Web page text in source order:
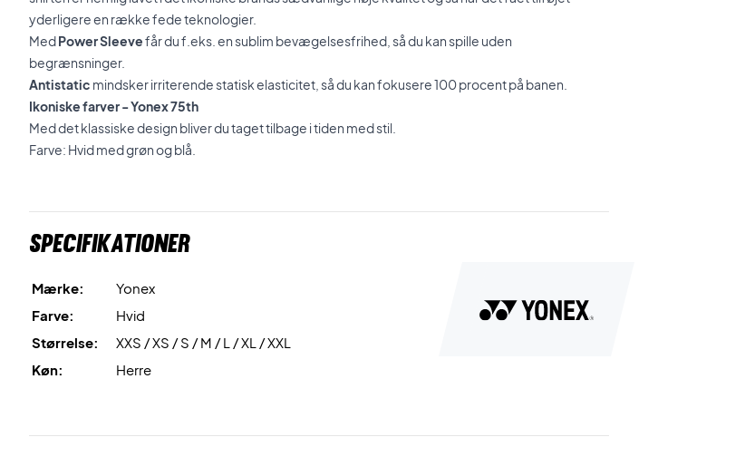
yderligere en række fede teknologier.
MedPower Sleevefår du f.eks. en sublim bevægelsesfrihed, så du kan spille uden
begrænsninger.
Antistatic mindsker irriterende statisk elasticitet, så du kan fokusere 100 procent på banen.
Ikoniske farver - Yonex 75th
Med det klassiske design bliver du taget tilbage i tiden med stil.
Farve: Hvid med grøn og blå.
Specifikationer
Mærke:
Yonex
Farve:
Hvid
Størrelse:
XXS / XS / S / M / L / XL / XXL
Køn:
Herre